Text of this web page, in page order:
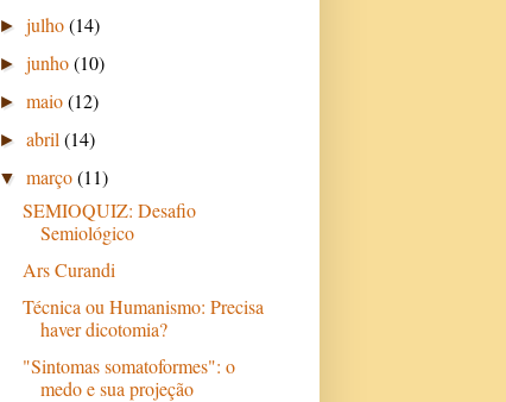
►julho(14)
►junho(10)
►maio(12)
►abril(14)
▼março(11)
SEMIOQUIZ: Desafio
Semiológico
Ars Curandi
Técnica ou Humanismo: Precisa
haver dicotomia?
"Sintomas somatoformes": o
medo e sua projeção